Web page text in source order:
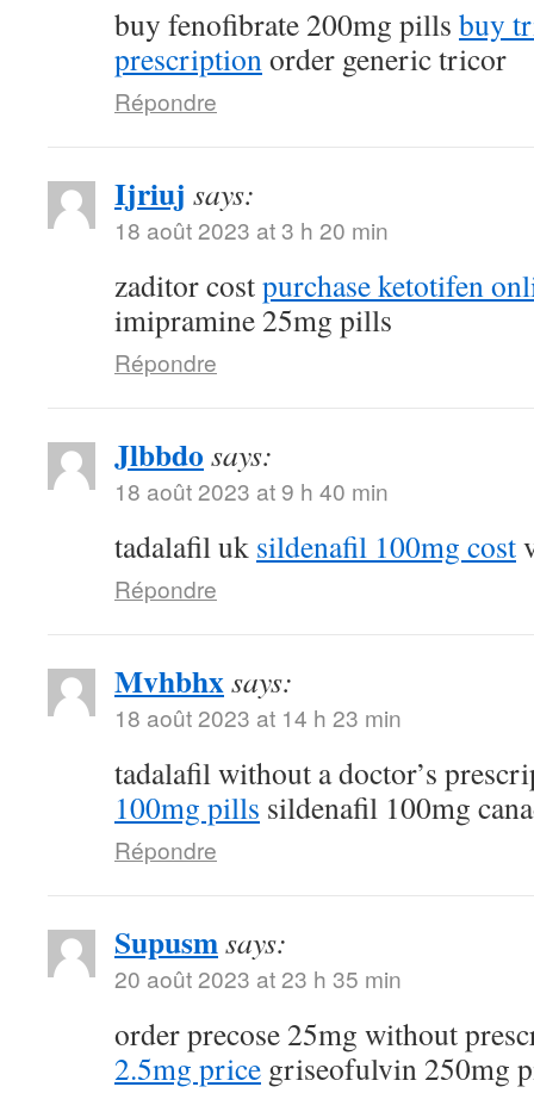
buy fenofibrate 200mg pills buy
prescriptionorder generic tricor
Répondre
Ijriuj says:
18 août 2023 at 3 h 20 min
zaditor costpurchase ketotifen
imipramine 25mg pills
Répondre
Jlbbdo says:
18 août 2023 at 9 h 40 min
tadalafil uk sildenafil 100mg cost
Répondre
Mvhbhxsays:
18 août 2023 at 14 h 23 min
tadalafil without a doctor’s
100mg pills sildenafil 100mg
Répondre
Supusmsays:
20 août 2023 at 23 h 35 min
order precose 25mg without
2.5mg price griseofulvin 250mg